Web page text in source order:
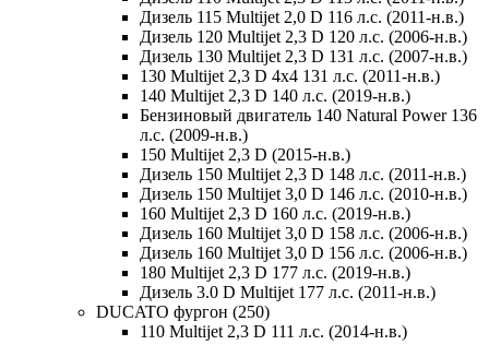
Дизель 115 Multijet 2,0 D 116 л.с. (2011-н.в.)
Дизель 120 Multijet 2,3 D 120 л.с. (2006-н.в.)
Дизель 130 Multijet 2,3 D 131 л.с. (2007-н.в.)
130 Multijet 2,3 D 4x4 131 л.с. (2011-н.в.)
140 Multijet 2,3 D 140 л.с. (2019-н.в.)
Бензиновый двигатель 140 Natural Power 136
л.с. (2009-н.в.)
150 Multijet 2,3 D (2015-н.в.)
Дизель 150 Multijet 2,3 D 148 л.с. (2011-н.в.)
Дизель 150 Multijet 3,0 D 146 л.с. (2010-н.в.)
160 Multijet 2,3 D 160 л.с. (2019-н.в.)
Дизель 160 Multijet 3,0 D 158 л.с. (2006-н.в.)
Дизель 160 Multijet 3,0 D 156 л.с. (2006-н.в.)
180 Multijet 2,3 D 177 л.с. (2019-н.в.)
Дизель 3.0 D Multijet 177 л.с. (2011-н.в.)
DUCATO фургон (250)
110 Multijet 2,3 D 111 л.с. (2014-н.в.)